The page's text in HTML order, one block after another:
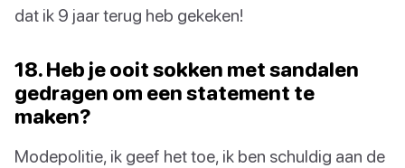
dat ik 9 jaar terug heb gekeken!
18. Heb je ooit sokken met sandalen
gedragen om een statement te
maken?
Modepolitie, ik geef het toe, ik ben schuldig aan de